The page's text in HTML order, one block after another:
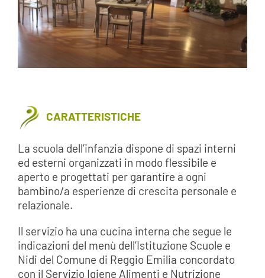
CARATTERISTICHE
La scuola dell’infanzia dispone di spazi interni
ed esterni organizzati in modo flessibile e
aperto e progettati per garantire a ogni
bambino/a esperienze di crescita personale e
relazionale.
Il servizio ha una cucina interna che segue le
indicazioni del menù dell’Istituzione Scuole e
Nidi del Comune di Reggio Emilia concordato
con il Servizio Igiene Alimenti e Nutrizione